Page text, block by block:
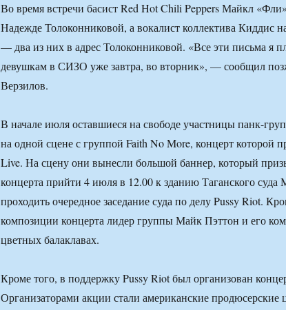
Во время встречи басист Red Hot Chili Peppers Майкл
Надежде Толоконниковой, а вокалист коллектива Киддис
— два из них в адрес Толоконниковой. «Все эти письма я
девушкам в СИЗО уже завтра, во вторник», — сообщил
Верзилов.
В начале июля оставшиеся на свободе участницы панк-
на одной сцене с группой Faith No More, концерт которой
Live. На сцену они вынесли большой баннер, который
концерта прийти 4 июля в 12.00 к зданию Таганского суда
проходить очередное заседание суда по делу Pussy Riot.
композиции концерта лидер группы Майк Пэттон и его
цветных балаклавах.
Кроме того, в поддержку Pussy Riot был организован
Организаторами акции стали американские продюсерские